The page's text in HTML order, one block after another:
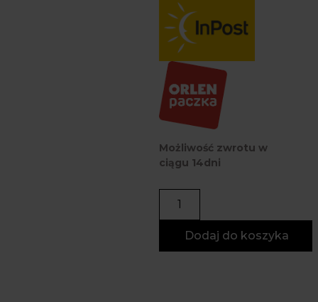
Możliwość zwrotu w
ciągu 14dni
Dodaj do koszyka